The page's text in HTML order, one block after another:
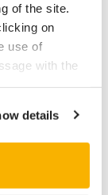
of the site.
on
use of
with the
details
sul
a notte.